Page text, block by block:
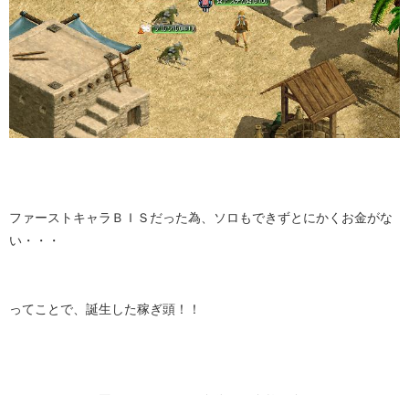
ファーストキャラＢＩＳだった為、ソロもできずとにかくお金がな
い・・・
ってことで、誕生した稼ぎ頭！！